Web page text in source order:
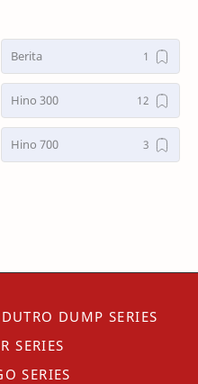
Berita
Hino 300
Hino 700
DUTRO DUMP SERIES
SERIES
SERIES